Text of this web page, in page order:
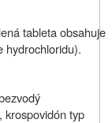
tableta obsahuje
hydrochloridu).
krospovidón typ